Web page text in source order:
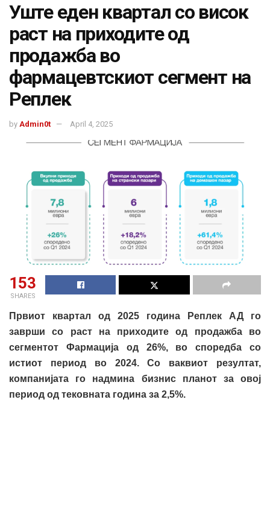
Уште еден квартал со висок
раст на приходите од
продажба во
фармацевтскиот сегмент на
Реплек
by Admin0t April 4, 2025
153
SHARES
Првиот квартал од 2025 година Реплек АД го
заврши со раст на приходите од продажба во
сегментот Фармација од 26%, во споредба со
истиот период во 2024. Со ваквиот резултат,
компанијата го надмина бизнис планот за овој
период од тековната година за 2,5%.